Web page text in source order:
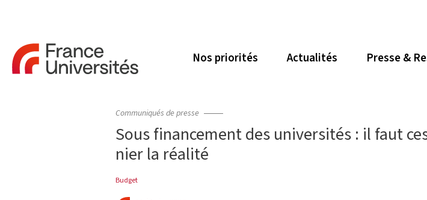
Nos priorités Actualités Presse &
Communiqués de presse
Sous financement des universités : il faut
nier la réalité
Budget